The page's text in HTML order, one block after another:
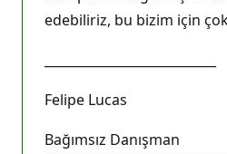
edebiliriz, bu bizim için
Felipe Lucas
Bağımsız Danışman